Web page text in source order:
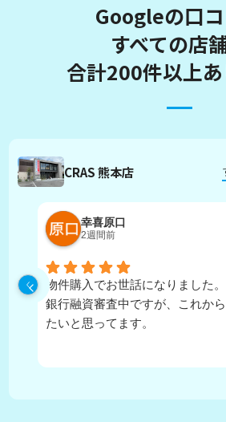
Googleの口
すべての店
合計200件以上あ
CRAS 熊本店
幸喜原口
2週間前
物件購入でお世話になりました。
銀行融資審査中ですが、これか
たいと思ってます。